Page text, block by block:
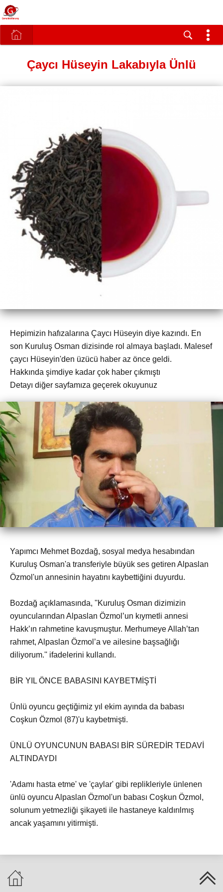
Çaycı Hüseyin Lakabıyla Ünlü
Hepimizin hafızalarına Çaycı Hüseyin diye kazındı. En
son Kuruluş Osman dizisinde rol almaya başladı. Malesef
çaycı Hüseyin'den üzücü haber az önce geldi.
Hakkında şimdiye kadar çok haber çıkmıştı
Detayı diğer sayfamıza geçerek okuyunuz
Yapımcı Mehmet Bozdağ, sosyal medya hesabından
Kuruluş Osman'a transferiyle büyük ses getiren Alpaslan
Özmol'un annesinin hayatını kaybettiğini duyurdu.
Bozdağ açıklamasında, ''Kuruluş Osman dizimizin
oyuncularından Alpaslan Özmol’un kıymetli annesi
Hakk’ın rahmetine kavuşmuştur. Merhumeye Allah’tan
rahmet, Alpaslan Özmol’a ve ailesine başsağlığı
diliyorum.'' ifadelerini kullandı.
BİR YIL ÖNCE BABASINI KAYBETMİŞTİ
Ünlü oyuncu geçtiğimiz yıl ekim ayında da babası
Coşkun Özmol (87)'u kaybetmişti.
ÜNLÜ OYUNCUNUN BABASI BİR SÜREDİR TEDAVİ
ALTINDAYDI
'Adamı hasta etme' ve 'çaylar' gibi replikleriyle ünlenen
ünlü oyuncu Alpaslan Özmol'un babası Coşkun Özmol,
solunum yetmezliği şikayeti ile hastaneye kaldırılmış
ancak yaşamını yitirmişti.